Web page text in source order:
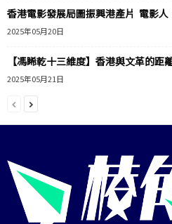
香港電影發展局圖振興港產片 電影人
2025年05月20日
【馮睎乾十三維度】香港與文革的距
2025年05月21日